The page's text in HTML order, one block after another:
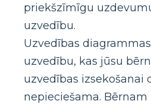
priekšzīmīgu
uzvedību.
Uzvedības
uzvedību, kas jūsu
uzvedības izsekošanai
nepieciešama.